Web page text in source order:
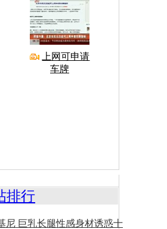
上网可申请
车牌
排行
尼 巨乳长腿性感身材诱惑十